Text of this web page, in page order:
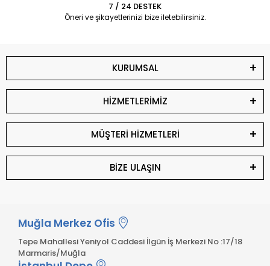
7 / 24 DESTEK
Öneri ve şikayetlerinizi bize iletebilirsiniz.
KURUMSAL
HİZMETLERİMİZ
MÜŞTERİ HİZMETLERİ
BİZE ULAŞIN
Muğla Merkez Ofis
Tepe Mahallesi Yeniyol Caddesi İlgün İş Merkezi No :17/18
Marmaris/Muğla